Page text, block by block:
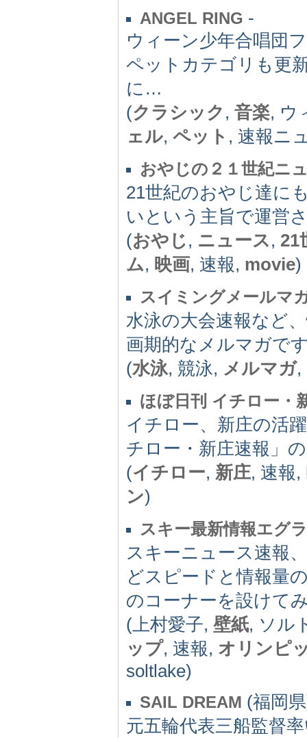
ANGEL RING -
ウィーン少年合唱団
ペットカテゴリも更
に…
(クラシック , 音楽, ウ
ェル, ペット , 速報ニ
おやじの２１世紀ニ
21世紀のおやじ達に
いという主旨で運営
(おやじ, ニュース, 21
ム, 映画, 速報, movie)
スイミングメールマ
水泳の大会速報など
画期的なメルマガで
(水泳, 競泳, メルマガ,
ほぼ日刊 イチロー・
イチロー、新庄の活
チロー・新庄速報」
(イチロー, 新庄, 速報,
ン)
スキー最新情報エグ
スキーニュース速報
どスピードと情報量
のコーナーを設けて
(上村愛子, 壁紙, ソル
ップ, 速報, オリンピ
soltlake)
SAIL DREAM (福岡
元五輪代表三船監督